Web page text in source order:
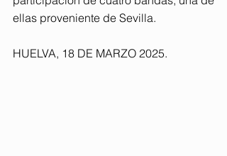
ellas proveniente de Sevilla.
HUELVA, 18 DE MARZO 2025.